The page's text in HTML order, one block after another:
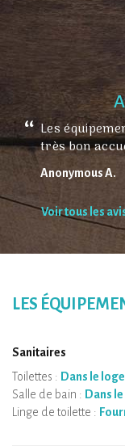
Les
très bon
Anonymous A.
Voir tous les
LES
Sanitaires
Toilettes : Dans le
Salle de bain : Dans
Linge de toilette :